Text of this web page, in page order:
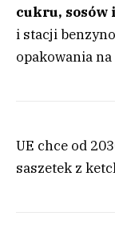
cukru,
i stacji
opakowania
UE chce od
saszetek z